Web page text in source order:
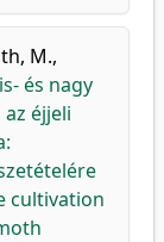
M.,
és nagy
éjjeli
cultivation